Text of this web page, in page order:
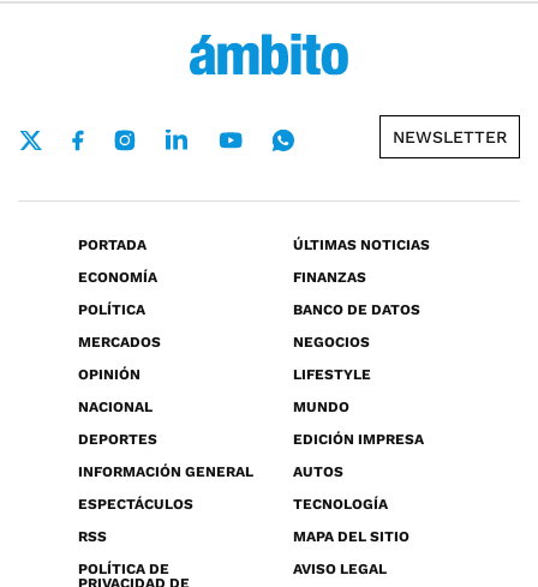
NEWSLETTER
PORTADA
ÚLTIMAS NOTICIAS
ECONOMÍA
FINANZAS
POLÍTICA
BANCO DE DATOS
MERCADOS
NEGOCIOS
OPINIÓN
LIFESTYLE
NACIONAL
MUNDO
DEPORTES
EDICIÓN IMPRESA
INFORMACIÓN GENERAL
AUTOS
ESPECTÁCULOS
TECNOLOGÍA
RSS
MAPA DEL SITIO
POLÍTICA DE
AVISO LEGAL